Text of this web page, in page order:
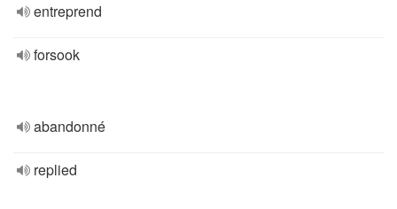
entreprend
forsook
abandonné
replied